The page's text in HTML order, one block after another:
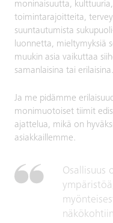
moninaisuutta,
toimintarajoitteita,
suuntautumista
luonnetta, mieltymyksiä
muukin asia vaikuttaa
samanlaisina tai erilaisina.
Ja me pidämme
monimuotoiset tiimit
ajattelua, mikä on
asiakkaillemme.
Osallisuus